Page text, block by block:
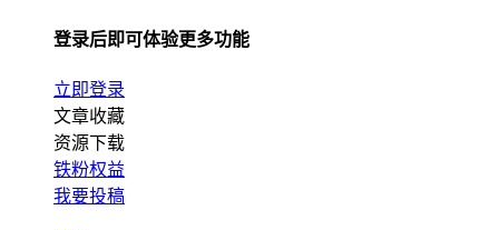
登录后即可体验更多功能
立即登录
文章收藏
资源下载
铁粉权益
我要投稿